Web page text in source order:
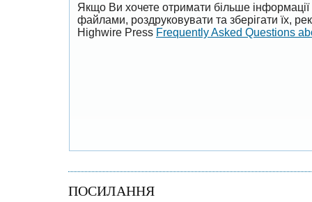
Якщо Ви хочете отримати більше
файлами, роздруковувати та зберігати їх,
Highwire Press Frequently Asked Questions
ПОСИЛАННЯ